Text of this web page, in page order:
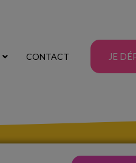
CONTACT JE